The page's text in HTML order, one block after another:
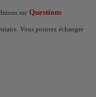
sur Questions
Vous pourrez échanger